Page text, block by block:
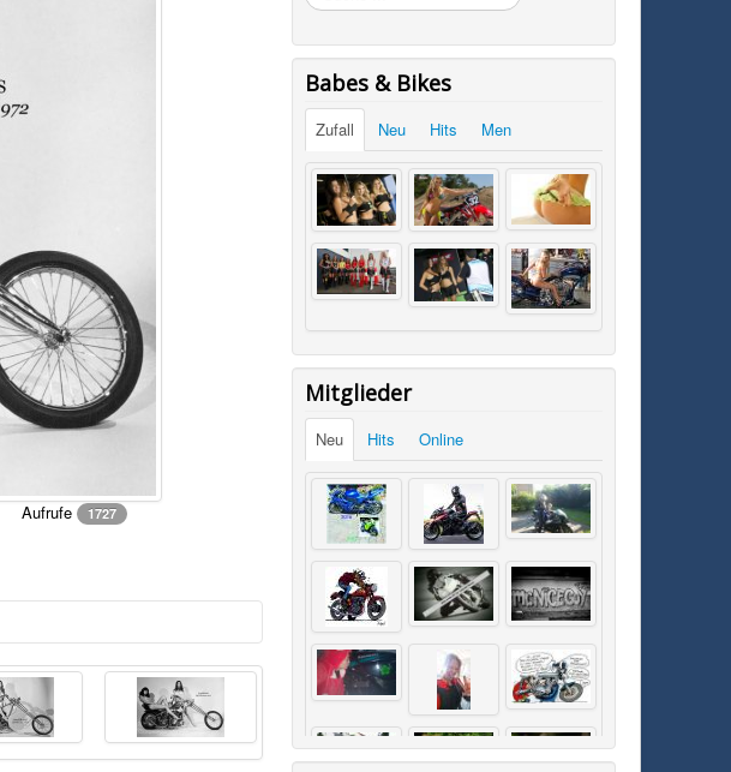
Aufrufe 1727
Mai 2017 18:25 Uhr FSK0
Babes & Bikes
Zufall Neu Hits Men
Mitglieder
Neu Hits Online